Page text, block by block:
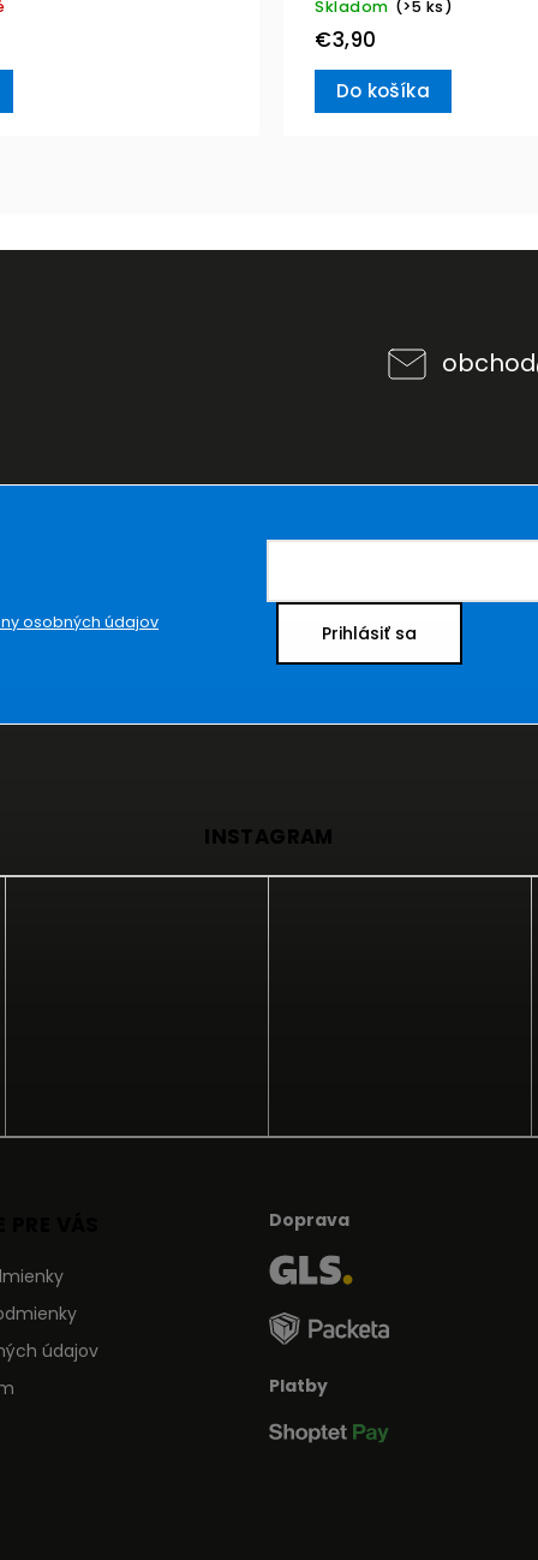
Skladom (>5 ks)
€3,90
Do košíka
obchod
osobných údajov Prihlásiť sa
INSTAGRAM
údajov
Doprava
Platby